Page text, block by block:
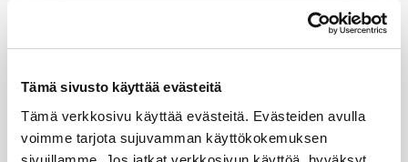
Tämä sivusto käyttää evästeitä
Tämä verkkosivu käyttää evästeitä. Evästeiden avulla
voimme tarjota sujuvamman käyttökokemuksen
tiiviste,
pakosarjan
väliin,
Tuotekuvaus